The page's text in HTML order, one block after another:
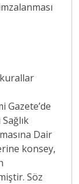
Gazete’de
Dair
konsey,
Söz